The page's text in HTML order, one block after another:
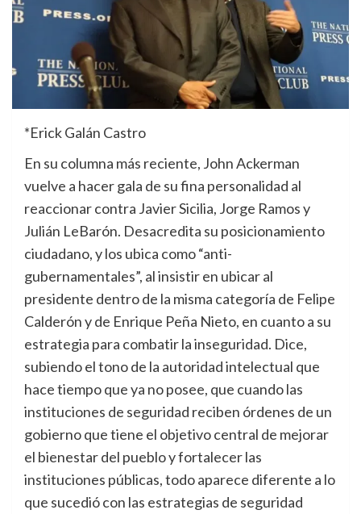
*Erick Galán Castro
En su columna más reciente, John Ackerman
vuelve a hacer gala de su fina personalidad al
reaccionar contra Javier Sicilia, Jorge Ramos y
Julián LeBarón. Desacredita su posicionamiento
ciudadano, y los ubica como “anti-
gubernamentales”, al insistir en ubicar al
presidente dentro de la misma categoría de Felipe
Calderón y de Enrique Peña Nieto, en cuanto a su
estrategia para combatir la inseguridad. Dice,
subiendo el tono de la autoridad intelectual que
hace tiempo que ya no posee, que cuando las
instituciones de seguridad reciben órdenes de un
gobierno que tiene el objetivo central de mejorar
el bienestar del pueblo y fortalecer las
instituciones públicas, todo aparece diferente a lo
que sucedió con las estrategias de seguridad